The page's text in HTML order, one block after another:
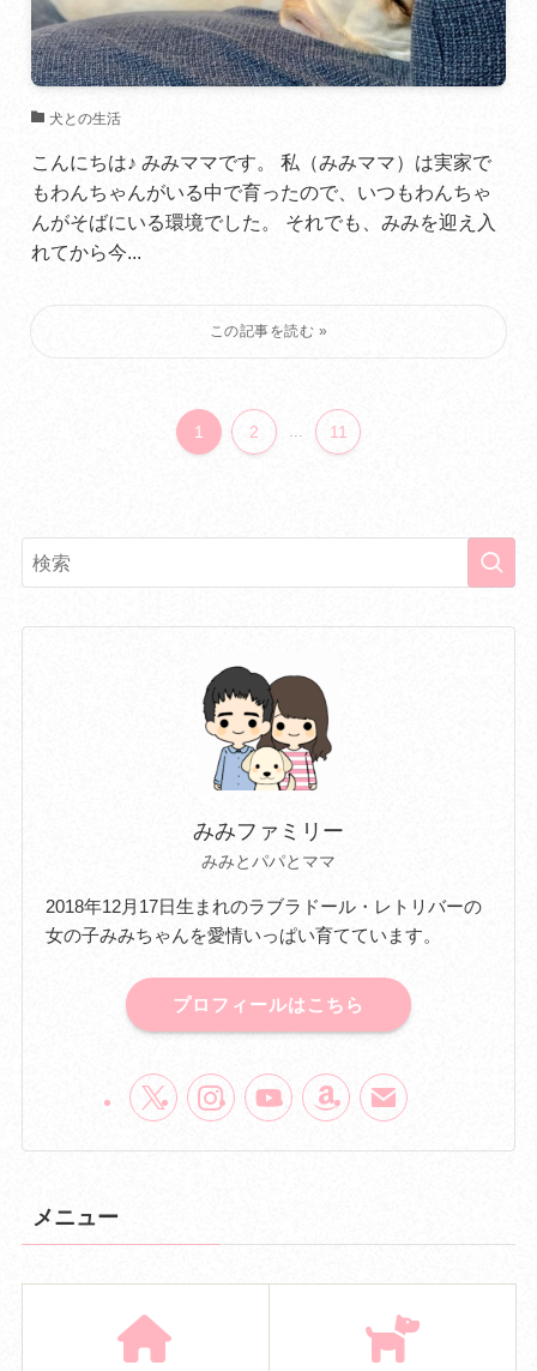
犬との生活
こんにちは♪ みみママです。 私（みみママ）は実家で
もわんちゃんがいる中で育ったので、いつもわんちゃ
んがそばにいる環境でした。 それでも、みみを迎え入
れてから今...
1 2 ... 11
みみファミリー
みみとパパとママ
2018年12月17日生まれのラブラドール・レトリバーの
女の子みみちゃんを愛情いっぱい育てています。
プロフィールはこちら
メニュー